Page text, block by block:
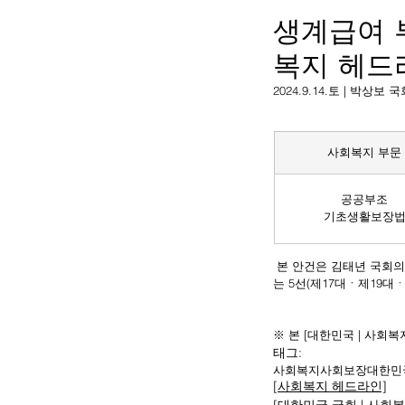
생계급여
복지 헤드
2024.9.14.토 | 박상보
사회복지 부문
공공부조
기초생활보장법
본 안건은 김태년 국회
는 5선(제17대ㆍ제19대
※ 본 [대한민국 | 사회복
태그:
사회복지사회보장대한민
[사회복지 헤드라인]